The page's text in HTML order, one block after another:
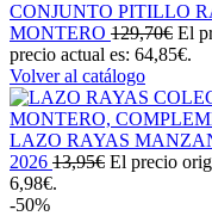
CONJUNTO PITILLO
MONTERO 129,70€ El
precio actual es: 64,85€.
Volver al catálogo
LAZO RAYAS
2026 13,95€ El precio
6,98€.
-50%